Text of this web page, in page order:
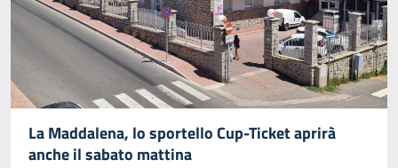
La Maddalena, lo sportello Cup-Ticket aprirà
anche il sabato mattina